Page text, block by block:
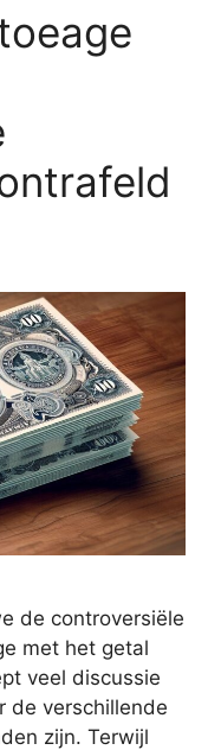
de controversiële
met het getal
veel discussie
de verschillende
zijn. Terwijl